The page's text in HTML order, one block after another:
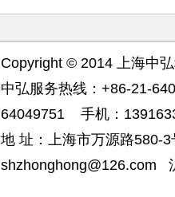
Copyright © 2014 上海中
中弘服务热线：+86-21-
64049751 手机：
地 址：上海市万源路
shzhonghong@126.com